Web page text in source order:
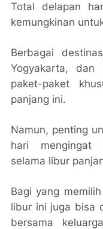
Total delapan
kemungkinan
Berbagai
Yogyakarta, dan
paket-paket
panjang ini.
Namun, penting
hari mengingat
selama libur
Bagi yang
libur ini juga bisa
bersama